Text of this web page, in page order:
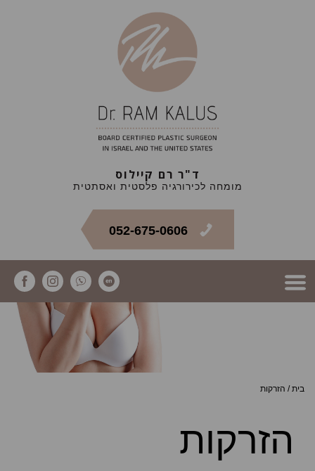
ד"ר רם קיילוס
מומחה לכירורגיה פלסטית ואסתטית
052-675-0606
בית/ הזרקות
הזרקות